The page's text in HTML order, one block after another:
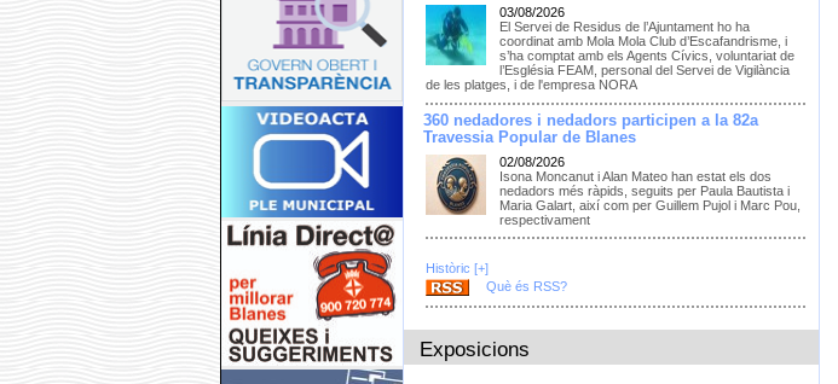
03/08/2026
El Servei de Residus de l’Ajuntament ho ha
coordinat amb Mola Mola Club d’Escafandrisme, i
s’ha comptat amb els Agents Cívics, voluntariat de
l’Església FEAM, personal del Servei de Vigilància
de les platges, i de l'empresa NORA
360 nedadores i nedadors participen a la 82a
Travessia Popular de Blanes
02/08/2026
Isona Moncanut i Alan Mateo han estat els dos
nedadors més ràpids, seguits per Paula Bautista i
Maria Galart, així com per Guillem Pujol i Marc Pou,
respectivament
Històric [+]
Què és RSS?
Exposicions